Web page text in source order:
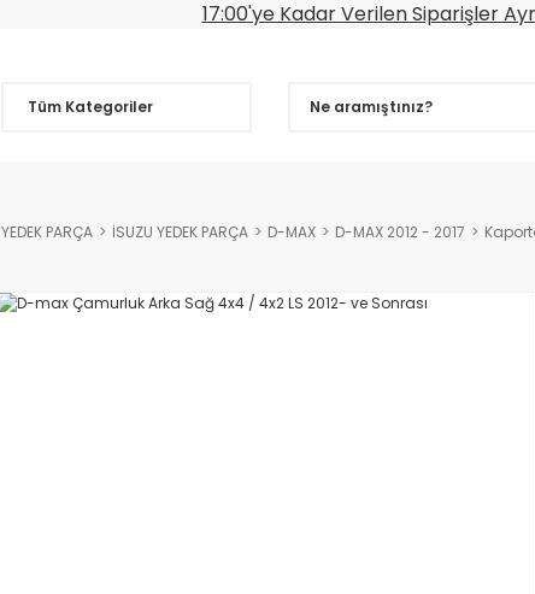
17:00'ye Kadar Verilen Siparişler
Tüm Kategoriler
YEDEK PARÇA İSUZU YEDEK PARÇA D-MAX D-MAX 2012 - 2017